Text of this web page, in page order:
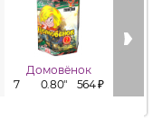
Выбрать город
города зависит
ассортимент,
наличие и условия
доставки
Домовёнок
7
0.80" 564 ₽